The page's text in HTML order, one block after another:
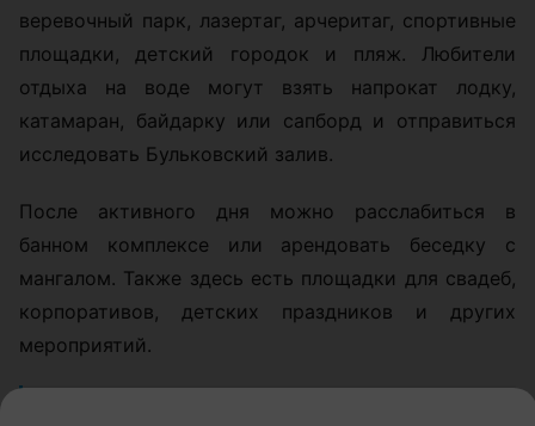
веревочный парк, лазертаг, арчеритаг, спортивные
площадки, детский городок и пляж. Любители
отдыха на воде могут взять напрокат лодку,
катамаран, байдарку или сапборд и отправиться
исследовать Бульковский залив.
После активного дня можно расслабиться в
банном комплексе или арендовать беседку с
мангалом. Также здесь есть площадки для свадеб,
корпоративов, детских праздников и других
мероприятий.